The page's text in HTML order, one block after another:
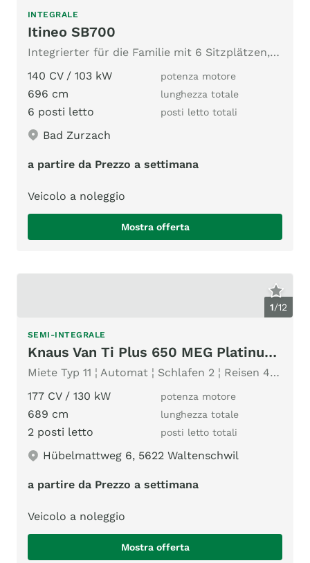
INTEGRALE
Itineo SB700
Integrierter für die Familie mit 6 Sitzplätzen, Kajütenbett
140 CV / 103 kW
potenza motore
696 cm lunghezza totale
6 posti letto posti letto totali
Bad Zurzach
a partire da Prezzo a settimana
Veicolo a noleggio
Mostra offerta
1/12
SEMI-INTEGRALE
Knaus Van Ti Plus 650 MEG Platinum Selection
Miete Typ 11 ¦ Automat ¦ Schlafen 2 ¦ Reisen 4 ¦ Markise
177 CV / 130 kW
potenza motore
689 cm lunghezza totale
2 posti letto posti letto totali
Hübelmattweg 6, 5622 Waltenschwil
a partire da Prezzo a settimana
Veicolo a noleggio
Mostra offerta